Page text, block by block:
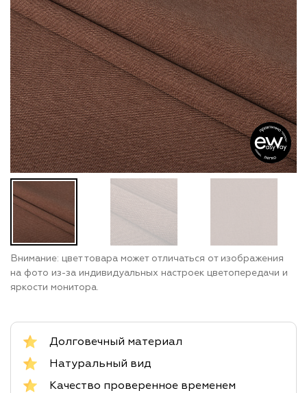
Внимание: цвет товара может отличаться от изображения
на фото из-за индивидуальных настроек цветопередачи и
яркости монитора.
Долговечный материал
Натуральный вид
Качество проверенное временем